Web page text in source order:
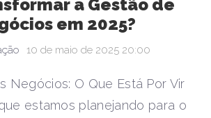
a Gestão de
em 2025?
10 de maio de 2025 20:00
Negócios: O Que Está Por Vir
estamos planejando para o